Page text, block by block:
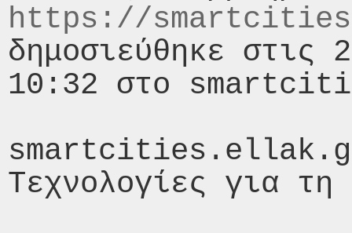
https://
δημοσιεύθηκε στις
10:32 στο